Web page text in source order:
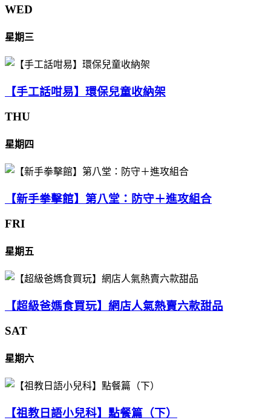
WED
星期三
【手工話咁易】環保兒童收納架
THU
星期四
【新手拳擊館】第八堂：防守＋進攻組合
FRI
星期五
【超級爸媽食買玩】網店人氣熱賣六款甜品
SAT
星期六
【祖教日語小兒科】點餐篇（下）